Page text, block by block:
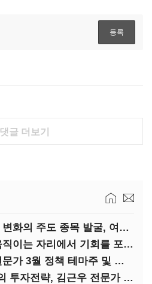
댓글 더보기
[이토마토] 패러다임 변화의 주도 종목 발굴, 여인수 전문가 투자클럽
[이토마토] 수급이 움직이는 자리에서 기회를 포착하다, 김형일 전문가 투자클럽
[이토마토] 김봉만 전문가 3월 정책 테마주 및 제약 바이오 선취매 전략 아카데미 3/5(목) 2부 진행
[이토마토] 상위 1%의 투자전략, 김근우 전문가 투자클럽에서 확인하세요